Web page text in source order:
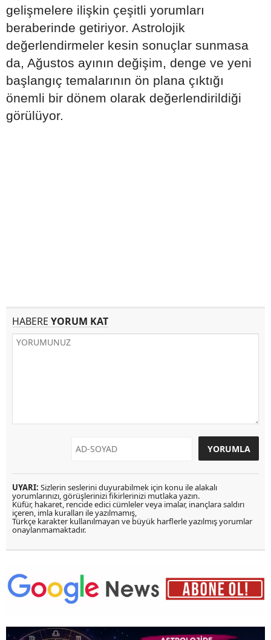
gelişmelere ilişkin çeşitli yorumları
beraberinde getiriyor. Astrolojik
değerlendirmeler kesin sonuçlar sunmasa
da, Ağustos ayının değişim, denge ve yeni
başlangıç temalarının ön plana çıktığı
önemli bir dönem olarak değerlendirildiği
görülüyor.
HABERE YORUM KAT
UYARI: Sizlerin seslerini duyurabilmek için konu ile alakalı
yorumlarınızı, görüşlerinizi fikirlerinizi mutlaka yazın.
Küfür, hakaret, rencide edici cümleler veya imalar, inançlara saldırı
içeren, imla kuralları ile yazılmamış,
Türkçe karakter kullanılmayan ve büyük harflerle yazılmış yorumlar
onaylanmamaktadır.